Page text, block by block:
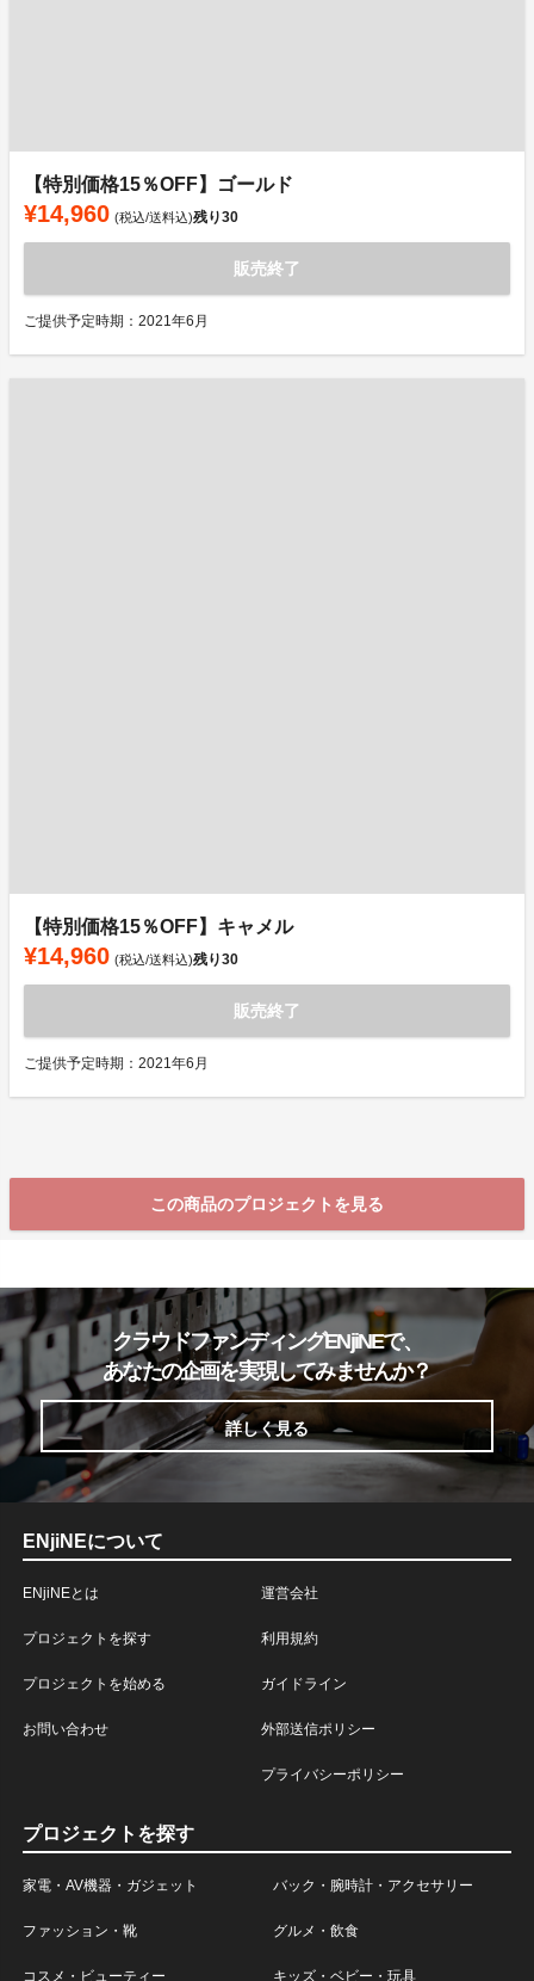
【特別価格15％OFF】ゴールド
¥14,960 (税込/送料込)残り30
販売終了
ご提供予定時期：2021年6月
【特別価格15％OFF】キャメル
¥14,960 (税込/送料込)残り30
販売終了
ご提供予定時期：2021年6月
この商品のプロジェクトを見る
クラウドファンディングENjiNEで、
あなたの企画を実現してみませんか？
詳しく見る
ENjiNEについて
ENjiNEとは
プロジェクトを探す
プロジェクトを始める
お問い合わせ
運営会社
利用規約
ガイドライン
外部送信ポリシー
プライバシーポリシー
プロジェクトを探す
家電・AV機器・ガジェット バック・腕時計・アクセサリー
ファッション・靴 グルメ・飲食
コスメ・ビューティー キッズ・ベビー・玩具